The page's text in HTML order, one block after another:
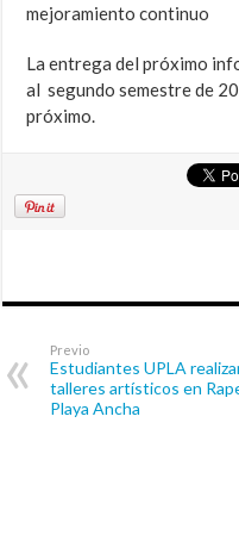
mejoramiento continuo
La entrega del próximo
al segundo semestre de
próximo.
Previo
Estudiantes UPLA
talleres artísticos en
Playa Ancha